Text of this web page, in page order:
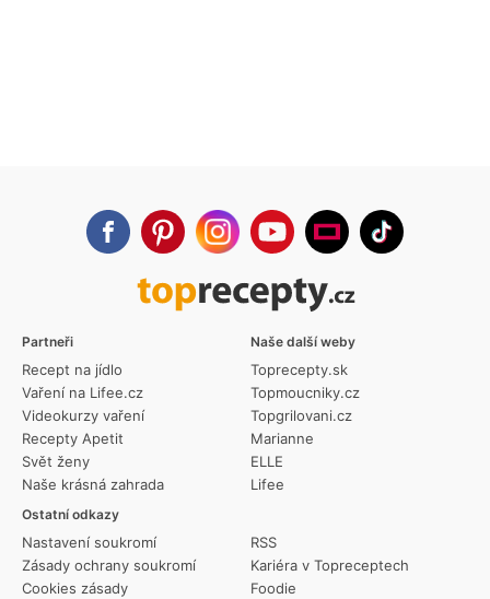
Partneři
Recept na jídlo
Vaření na Lifee.cz
Videokurzy vaření
Recepty Apetit
Svět ženy
Naše krásná zahrada
Ostatní odkazy
Nastavení soukromí
Zásady ochrany soukromí
Cookies zásady
RSS
Kariéra v Topreceptech
Foodie
Naše další weby
Toprecepty.sk
Topmoucniky.cz
Topgrilovani.cz
Marianne
ELLE
Lifee